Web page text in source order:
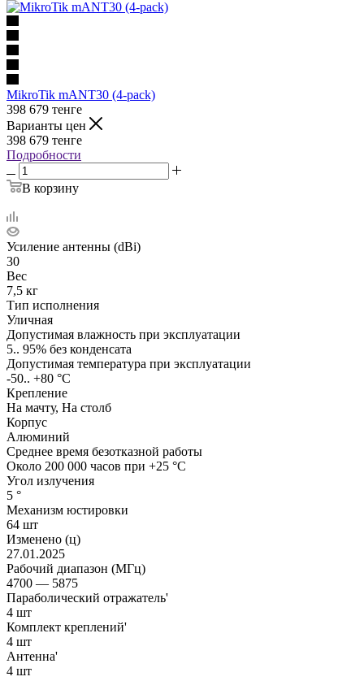
MikroTik mANT30 (4-pack)
398 679 тенге
Варианты цен
398 679 тенге
Подробности
В корзину
Усиление антенны (dBi)
30
Вес
7,5 кг
Тип исполнения
Уличная
Допустимая влажность при эксплуатации
5.. 95% без конденсата
Допустимая температура при эксплуатации
-50.. +80 °C
Крепление
На мачту, На столб
Корпус
Алюминий
Среднее время безотказной работы
Около 200 000 часов при +25 °C
Угол излучения
5 °
Механизм юстировки
64 шт
Изменено (ц)
27.01.2025
Рабочий диапазон (МГц)
4700 — 5875
Параболический отражатель'
4 шт
Комплект креплений'
4 шт
Антенна'
4 шт